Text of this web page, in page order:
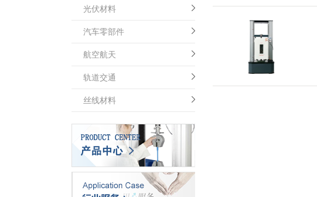
光伏材料
汽车零部件
航空航天
轨道交通
丝线材料